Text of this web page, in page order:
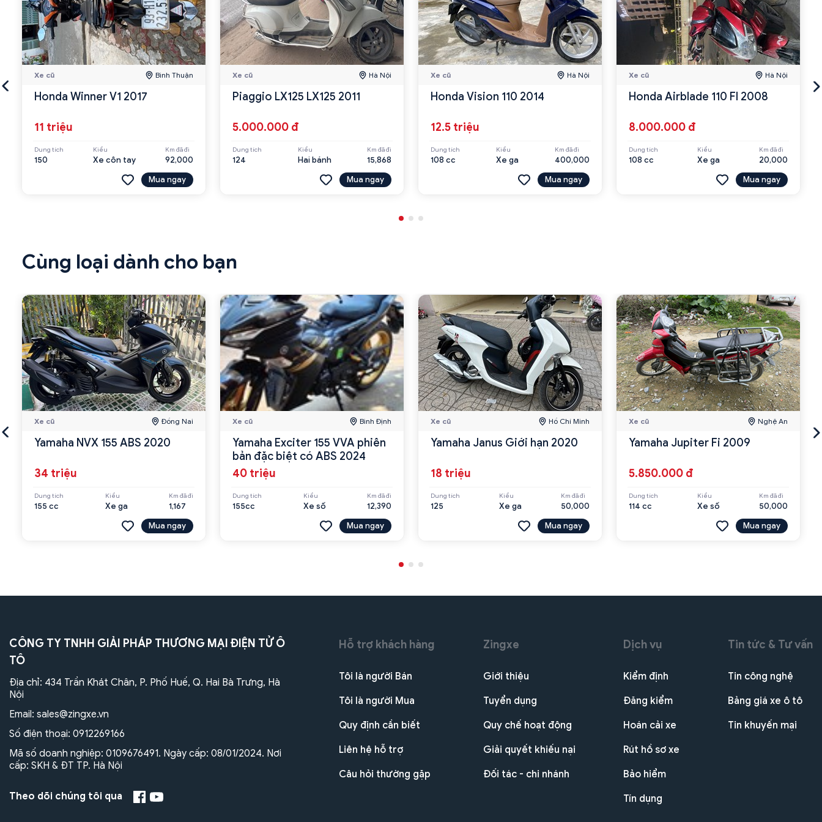
Xe cũ Bình Thuận
Honda Winner V1 2017
11 triệu
Dung tích
150
Kiểu
Xe côn tay
Km đã đi
92,000
Mua ngay
Xe cũ Hà Nội
Piaggio LX125 LX125 2011
5.000.000 đ
Dung tích
124
Kiểu
Hai bánh
Km đã đi
15,868
Mua ngay
Xe cũ Hà Nội
Honda Vision 110 2014
12.5 triệu
Dung tích
108 cc
Kiểu
Xe ga
Km đã đi
400,000
Mua ngay
Xe cũ Hà Nội
Honda Airblade 110 FI 2008
8.000.000 đ
Dung tích
108 cc
Kiểu
Xe ga
Km đã đi
20,000
Mua ngay
Cùng loại dành cho bạn
Xe cũ Đồng Nai
Yamaha NVX 155 ABS 2020
34 triệu
Dung tích
155 cc
Kiểu
Xe ga
Km đã đi
1,167
Mua ngay
Xe cũ Bình Định
Yamaha Exciter 155 VVA phiên
bản đặc biệt có ABS 2024
40 triệu
Dung tích
155cc
Kiểu
Xe số
Km đã đi
12,390
Mua ngay
Xe cũ Hồ Chí Minh
Yamaha Janus Giới hạn 2020
18 triệu
Dung tích
125
Kiểu
Xe ga
Km đã đi
50,000
Mua ngay
Xe cũ Nghệ An
Yamaha Jupiter Fi 2009
5.850.000 đ
Dung tích
114 cc
Kiểu
Xe số
Km đã đi
50,000
Mua ngay
CÔNG TY TNHH GIẢI PHÁP THƯƠNG MẠI ĐIỆN TỬ Ô
TÔ
Địa chỉ: 434 Trần Khát Chân, P. Phố Huế, Q. Hai Bà Trưng, Hà
Nội
Email: sales@zingxe.vn
Số điện thoại: 0912269166
Mã số doanh nghiệp: 0109676491. Ngày cấp: 08/01/2024. Nơi
cấp: SKH & ĐT TP. Hà Nội
Theo dõi chúng tôi qua
Hỗ trợ khách hàng
Tôi là người Bán
Tôi là người Mua
Quy định cần biết
Liên hệ hỗ trợ
Câu hỏi thường gặp
Zingxe
Giới thiệu
Tuyển dụng
Quy chế hoạt động
Giải quyết khiếu nại
Đối tác - chi nhánh
Dịch vụ
Kiểm định
Đăng kiểm
Hoán cải xe
Rút hồ sơ xe
Bảo hiểm
Tín dụng
Tin tức & Tư vấn
Tin công nghệ
Bảng giá xe ô tô
Tin khuyến mại